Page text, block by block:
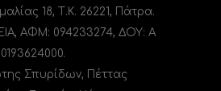
18, Τ.Κ. 26221, Πάτρα.
ΑΦΜ: 094233274, ΔΟΥ: A
Σπυρίδων, Πέττας